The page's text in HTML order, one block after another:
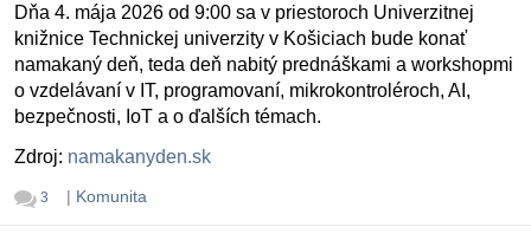
Dňa 4. mája 2026 od 9:00 sa v priestoroch Univerzitnej
knižnice Technickej univerzity v Košiciach bude konať
namakaný deň, teda deň nabitý prednáškami a workshopmi
o vzdelávaní v IT, programovaní, mikrokontroléroch, AI,
bezpečnosti, IoT a o ďalších témach.
Zdroj: namakanyden.sk
3 | Komunita